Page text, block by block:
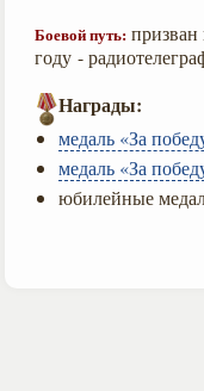
Боевой путь: призван
году -
Награды:
медаль «За
медаль «За
юбилейные